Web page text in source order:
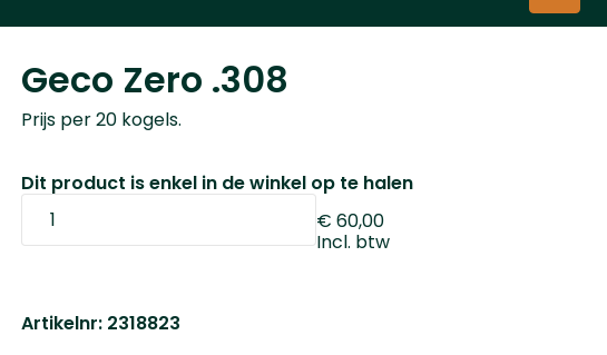
Geco Zero .308
Prijs per 20 kogels.
Dit product is enkel in de winkel op te halen
€ 60,00
Incl. btw
Artikelnr: 2318823